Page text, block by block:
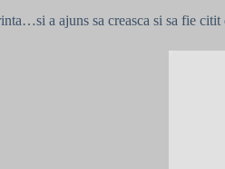
a ajuns sa creasca si sa fie